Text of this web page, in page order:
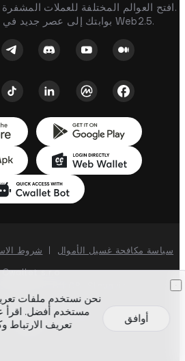
افتح العوالم المختلفة للعملات المشفرة في محفظة واحدة.
بوابتك إلى عصر جديد في عالم التمويل Web2.5.
شروط سياسة مكافحة غسيل الأموال
Cwallet s.r.o.
جميع Cwallet. © جميع الحقوق
محفوظة.
نحن نستخدم ملفات
مستخدم أفضل. اقرأ
تعريف الارتباط
أوافق